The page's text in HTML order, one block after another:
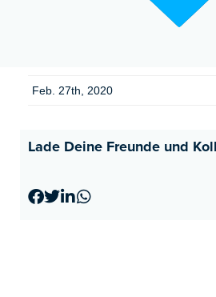
Feb. 27th, 2020
Lade Deine Freunde und